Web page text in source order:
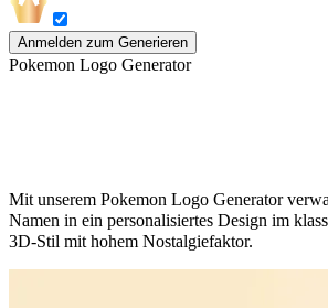
Anmelden zum Generieren
Pokemon Logo Generator
Mit unserem Pokemon Logo Generator
Namen in ein personalisiertes Design im
3D-Stil mit hohem Nostalgiefaktor.